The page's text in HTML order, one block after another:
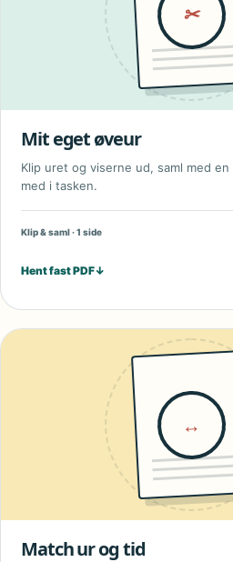
✂
Mit eget øveur
Klip uret og viserne ud, saml med
med i tasken.
Klip & saml · 1 side
Hent fast PDF↓
↔
Match ur og tid